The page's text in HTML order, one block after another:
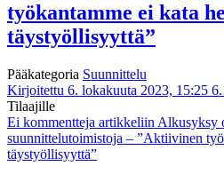
työkantamme ei kata
täystyöllisyyttä”
Pääkategoria Suunnittelu
Kirjoitettu 6. lokakuuta 2023, 15:25
Tilaajille
Ei kommentteja artikkeliin Alkusyksy
suunnittelutoimistoja – ”Aktiivinen
täystyöllisyyttä”